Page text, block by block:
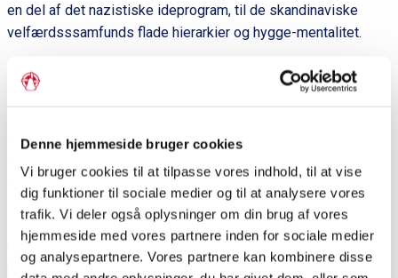
Denne hjemmeside bruger cookies
Vi bruger cookies til at tilpasse vores indhold, til at vise
dig funktioner til sociale medier og til at analysere vores
trafik. Vi deler også oplysninger om din brug af vores
hjemmeside med vores partnere inden for sociale medier
og analysepartnere. Vores partnere kan kombinere disse
en del af det nazistiske ideprogram, til de skandinaviske
velfærdsssamfunds flade hierarkier og hygge-mentalitet.
Sektion to om politik og samfund indledes med en mere
traditionelt anlagt beskrivelse af de fem nordiske stater og
opfatte Norden som et fællesskab. Kapitlet om religion og
civilsamfund er et særstudie i sig selv med en diskussion af,
om de skandinaviske socialdemokratier har været en form for
sekulær religion. I et andet kapitel analyserer Henningsen den
skandinaviske “hverdagsnationalisme”, som den kommer til
udtryk i flagkulturen, i den nordiske humor og i sproget. Her
har bogen også karakter af en slags turistguide for tyske